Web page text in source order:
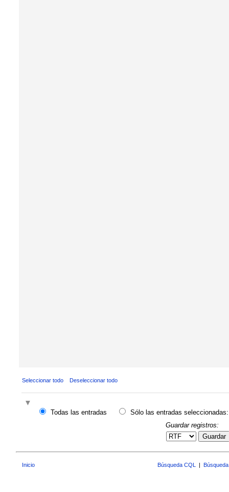
Seleccionar todo Deseleccionar todo
Todas las entradas
Sólo las entradas seleccionadas:
Guardar registros:
Guardar
Inicio Búsqueda CQL